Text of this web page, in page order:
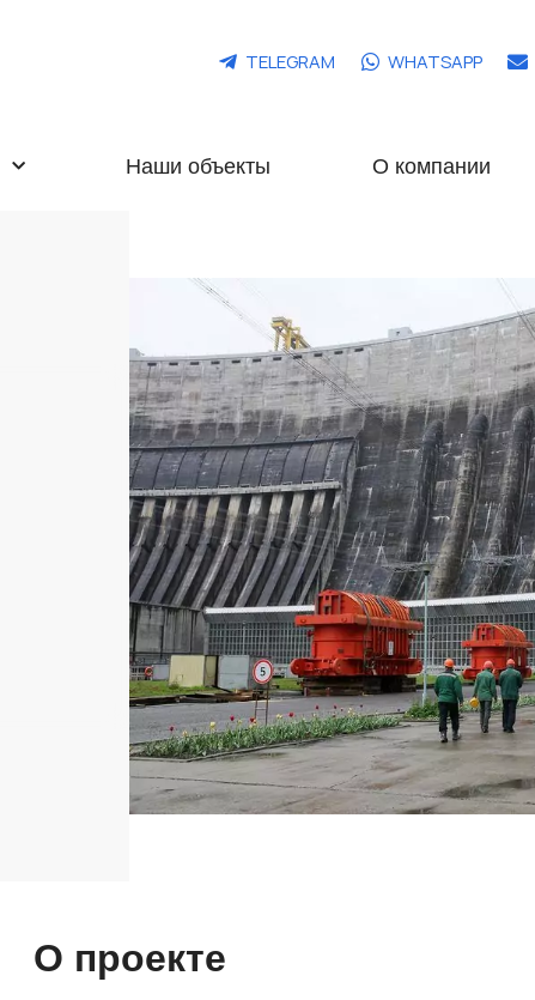
TELEGRAM WHATSAPP
Наши объекты О компании
О проекте